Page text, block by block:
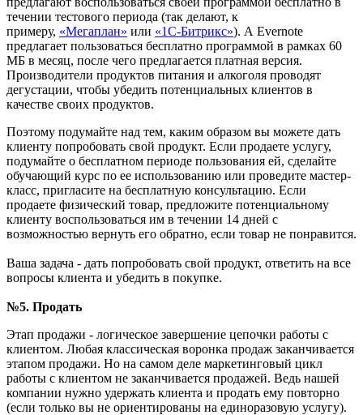
течении тестового периода (так делают, к
примеру, «Мегаплан» или «1С-Битрикс»). А Evernote
предлагает пользоваться бесплатно программой в рамках 60
МБ в месяц, после чего предлагается платная версия.
Производители продуктов питания и алкоголя проводят
дегустации, чтобы убедить потенциальных клиентов в
качестве своих продуктов.
Поэтому подумайте над тем, каким образом вы можете дать
клиенту попробовать свой продукт. Если продаете услугу,
подумайте о бесплатном периоде пользования ей, сделайте
обучающий курс по ее использованию или проведите мастер-
класс, пригласите на бесплатную консультацию. Если
продаете физический товар, предложите потенциальному
клиенту воспользоваться им в течении 14 дней с
возможностью вернуть его обратно, если товар не понравится.
Ваша задача - дать попробовать свой продукт, ответить на все
вопросы клиента и убедить в покупке.
№5. Продать
Этап продажи - логическое завершение цепочки работы с
клиентом. Любая классическая воронка продаж заканчивается
этапом продажи. Но на самом деле маркетинговый цикл
работы с клиентом не заканчивается продажей. Ведь нашей
компании нужно удержать клиента и продать ему повторно
(если только вы не ориентированы на единоразовую услугу).